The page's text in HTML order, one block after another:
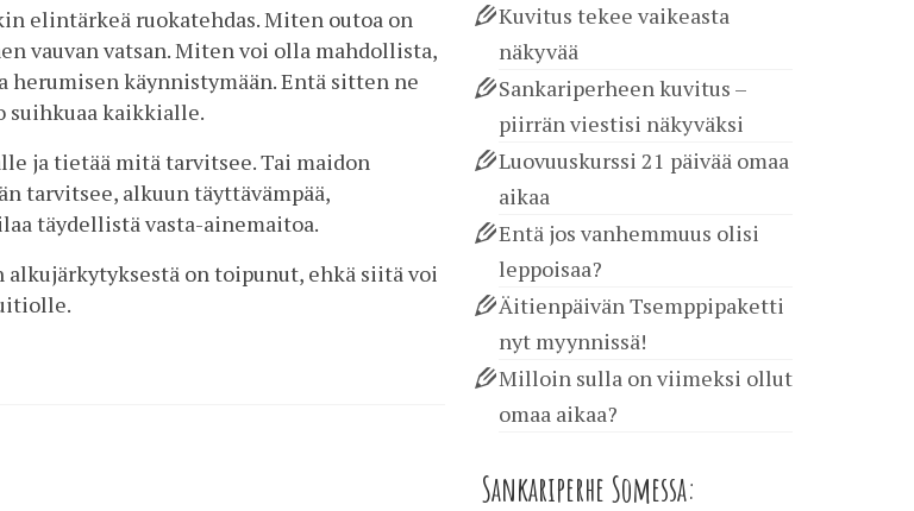
elintärkeä ruokatehdas. Miten outoa on
vauvan vatsan. Miten voi olla mahdollista,
herumisen käynnistymään. Entä sitten ne
suihkuaa kaikkialle.
ja tietää mitä tarvitsee. Tai maidon
tarvitsee, alkuun täyttävämpää,
täydellistä vasta-ainemaitoa.
on toipunut, ehkä siitä voi
Kuvitus tekee vaikeasta
näkyvää
Sankariperheen kuvitus –
piirrän viestisi näkyväksi
Luovuuskurssi 21 päivää omaa
aikaa
Entä jos vanhemmuus olisi
leppoisaa?
Äitienpäivän Tsemppipaketti
nyt myynnissä!
Milloin sulla on viimeksi ollut
omaa aikaa?
Sankariperhe Somessa: